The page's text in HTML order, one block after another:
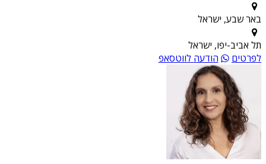
באר שבע, ישראל
תל אביב-יפו, ישראל
לפרטים
הודעה לווטסאפ